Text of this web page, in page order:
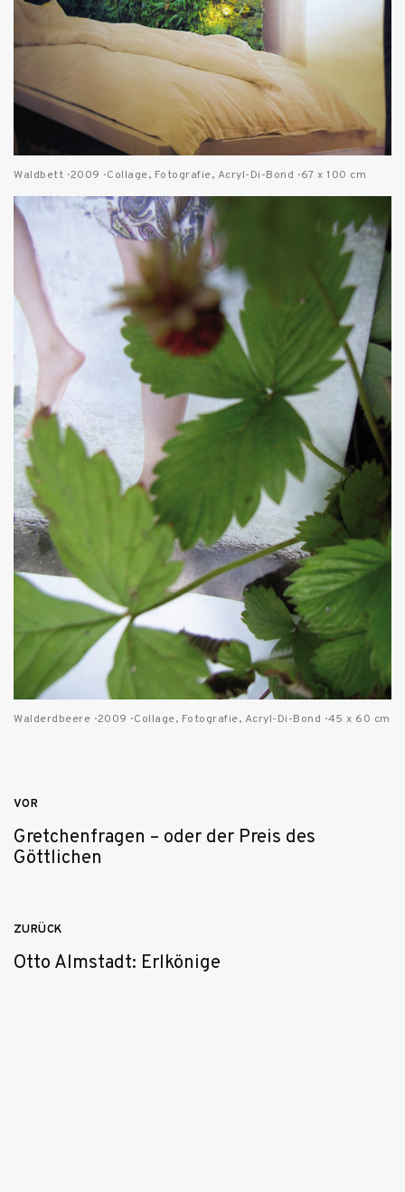
Waldbett · 2009 · Collage, Fotografie, Acryl-Di-Bond · 67 x 100 cm
Walderdbeere · 2009 · Collage, Fotografie, Acryl-Di-Bond · 45 x 60 cm
VOR
Gretchenfragen – oder der Preis des
Göttlichen
ZURÜCK
Otto Almstadt: Erlkönige